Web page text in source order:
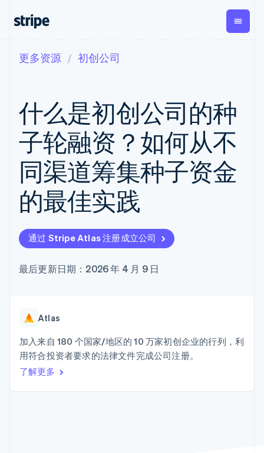
支付
在线支付
Managed
Payments
备案商家解决
方案
Payment links
无代码支付
Checkout
预构建支付界
面
灵活的 UI 组件
支付方式
上
Terminal
Authorization
支付成功率优
Link
加速结账
Financial
Connections
营收
经常性收入
Metronome
按用量计费
Subscriptions
订阅管理
Invoicing
一次性或定期
账单
Tax
销售税和增值
Revenue
Recognition
Stripe Sigma
自定义报告
数据同步
企业财务
Global
Payouts
向第三方
打款
Capital
按企业阶段
按应用场景
智能体商务
加密货币
电子商务
嵌入式金融
财务自动化
应用内支付
交易市场
资金管理
SaaS
AI 企业
创作者经济
文档
库与 SDK
Stripe Apps
指南
接受线上付款
实施预置结账流程
构建平台或交易市场
提供按用量计费
发行稳定币支持的支付卡
通过智能体配置和管理服
代码示例
开发者博客
学习
指南
支持
获取支持
托管支持方案
专业服务
公司
产品路线图
联系
成为合作伙伴
更多资源 初创公司
什么是初创公司的种
子轮融资？如何从不
同渠道筹集种子资金
的最佳实践
通过 Stripe Atlas 注册成立公司
最后更新日期：2026 年 4 月 9 日
Atlas
加入来自 180 个国家/地区的 10 万家初创企业的行列，利
用符合投资者要求的法律文件完成公司注册。
了解更多